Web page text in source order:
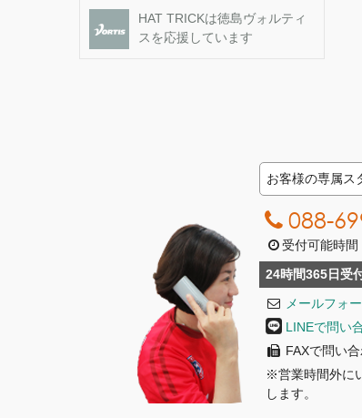
HAT TRICKは徳島ヴォルティ
スを応援しています
お客様の専属ス
088-
受付可能時
24時間365日受
メールフォ
LINEで問い
FAXで問い
※営業時間外に
します。